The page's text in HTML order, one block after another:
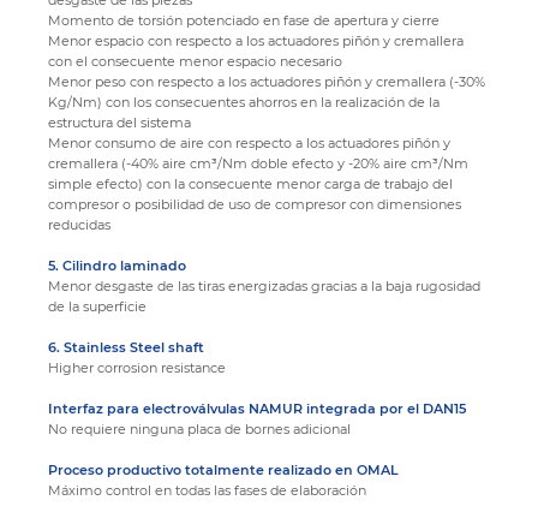
Momento de torsión potenciado en fase de apertura y cierre
Menor espacio con respecto a los actuadores piñón y cremallera
con el consecuente menor espacio necesario
Menor peso con respecto a los actuadores piñón y cremallera (-30%
Kg/Nm) con los consecuentes ahorros en la realización de la
estructura del sistema
Menor consumo de aire con respecto a los actuadores piñón y
cremallera (-40% aire cm³/Nm doble efecto y -20% aire cm³/Nm
simple efecto) con la consecuente menor carga de trabajo del
compresor o posibilidad de uso de compresor con dimensiones
reducidas
5. Cilindro laminado
Menor desgaste de las tiras energizadas gracias a la baja rugosidad
de la superficie
6. Stainless Steel shaft
Higher corrosion resistance
Interfaz para electroválvulas NAMUR integrada por el DAN15
No requiere ninguna placa de bornes adicional
Proceso productivo totalmente realizado en OMAL
Máximo control en todas las fases de elaboración